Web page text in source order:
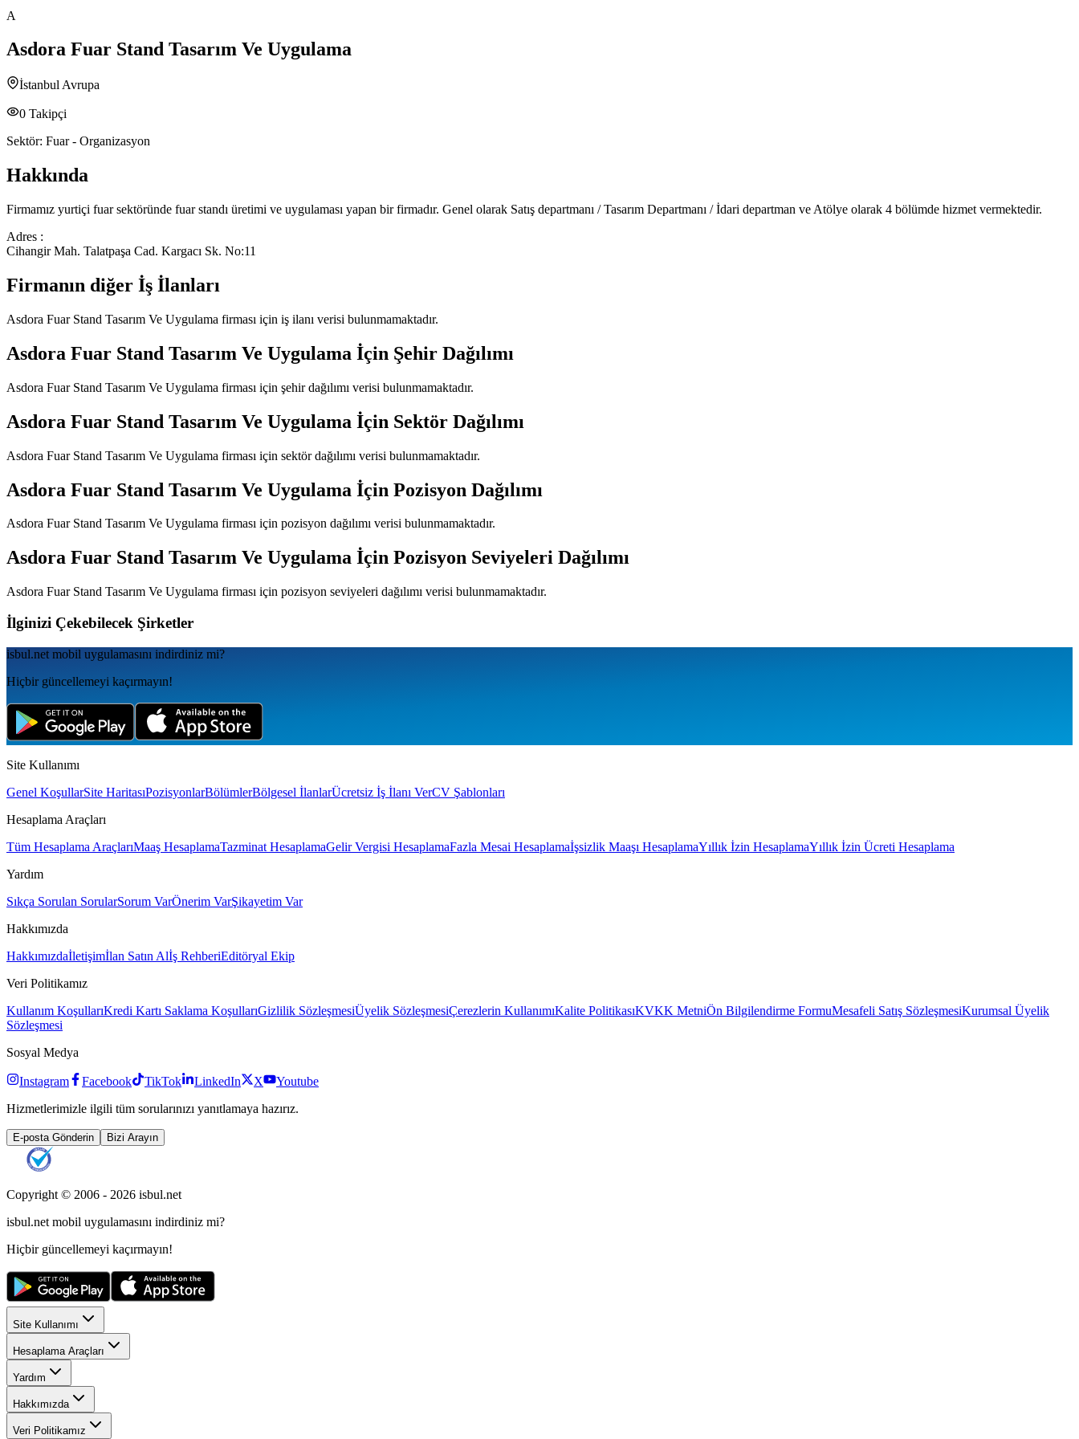
A
Asdora Fuar Stand Tasarım Ve Uygulama
İstanbul Avrupa
0 Takipçi
Sektör: Fuar - Organizasyon
Hakkında
Firmamız yurtiçi fuar sektöründe fuar standı üretimi ve uygulaması yapan bir firmadır. Genel olarak Satış departmanı / Tasarım Departmanı / İdari departman ve Atölye olarak 4 bölümde hizmet vermektedir.
Adres :
Cihangir Mah. Talatpaşa Cad. Kargacı Sk. No:11
Firmanın diğer İş İlanları
Asdora Fuar Stand Tasarım Ve Uygulama firması için iş ilanı verisi bulunmamaktadır.
Asdora Fuar Stand Tasarım Ve Uygulama İçin Şehir Dağılımı
Asdora Fuar Stand Tasarım Ve Uygulama firması için şehir dağılımı verisi bulunmamaktadır.
Asdora Fuar Stand Tasarım Ve Uygulama İçin Sektör Dağılımı
Asdora Fuar Stand Tasarım Ve Uygulama firması için sektör dağılımı verisi bulunmamaktadır.
Asdora Fuar Stand Tasarım Ve Uygulama İçin Pozisyon Dağılımı
Asdora Fuar Stand Tasarım Ve Uygulama firması için pozisyon dağılımı verisi bulunmamaktadır.
Asdora Fuar Stand Tasarım Ve Uygulama İçin Pozisyon Seviyeleri Dağılımı
Asdora Fuar Stand Tasarım Ve Uygulama firması için pozisyon seviyeleri dağılımı verisi bulunmamaktadır.
İlginizi Çekebilecek Şirketler
isbul.net mobil uygulamаsını indirdiniz mi?
Hiçbir güncellemeyi kaçırmayın!
Site Kullanımı
Genel KoşullarSite HaritasıPozisyonlarBölümlerBölgesel İlanlarÜcretsiz İş İlanı VerCV Şablonları
Hesaplama Araçları
Tüm Hesaplama AraçlarıMaaş HesaplamaTazminat HesaplamaGelir Vergisi HesaplamaFazla Mesai Hesaplamaİşsizlik Maaşı HesaplamaYıllık İzin HesaplamaYıllık İzin Ücreti Hesaplama
Yardım
Sıkça Sorulan SorularSorum VarÖnerim VarŞikayetim Var
Hakkımızda
Hakkımızdaİletişimİlan Satın Alİş RehberiEditöryal Ekip
Veri Politikamız
Kullanım KoşullarıKredi Kartı Saklama KoşullarıGizlilik SözleşmesiÜyelik SözleşmesiÇerezlerin KullanımıKalite PolitikasıKVKK MetniÖn Bilgilendirme FormuMesafeli Satış SözleşmesiKurumsal Üyelik
Sözleşmesi
Sosyal Medya
Instagram Facebook TikTok LinkedIn X
Youtube
Hizmetlerimizle ilgili tüm sorularınızı yanıtlamaya hazırız.
E-posta Gönderin Bizi Arayın
Copyright © 2006 - 2026 isbul.net
isbul.net mobil uygulamasını indirdiniz mi?
Hiçbir güncellemeyi kaçırmayın!
Site Kullanımı
Hesaplama Araçları
Yardım
Hakkımızda
Veri Politikamız